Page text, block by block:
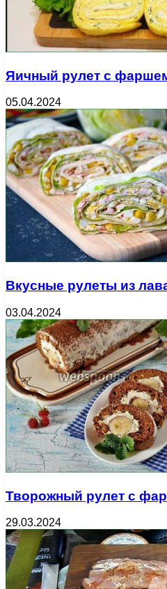
Яичный рулет с
05.04.2024
Вкусные рулеты из
03.04.2024
Творожный рулет с
29.03.2024